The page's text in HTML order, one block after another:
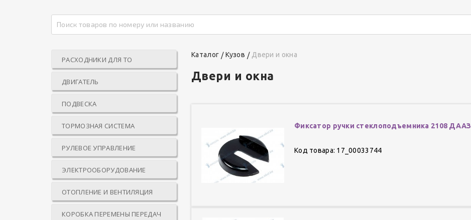
РАСХОДНИКИ ДЛЯ ТО
ДВИГАТЕЛЬ
ПОДВЕСКА
ТОРМОЗНАЯ СИСТЕМА
РУЛЕВОЕ УПРАВЛЕНИЕ
ЭЛЕКТРООБОРУДОВАНИЕ
ОТОПЛЕНИЕ И ВЕНТИЛЯЦИЯ
КОРОБКА ПЕРЕМЕНЫ ПЕРЕДАЧ
Каталог Кузов Двери и окна
Двери и окна
Фиксатор ручки стеклоподъемника 2108 ДААЗ
Код товара: 17_00033744